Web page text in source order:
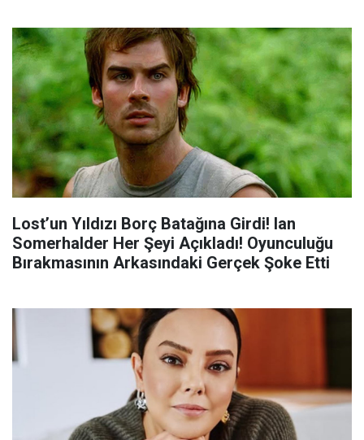
Lost’un Yıldızı Borç Batağına Girdi! Ian
Somerhalder Her Şeyi Açıkladı! Oyunculuğu
Bırakmasının Arkasındaki Gerçek Şoke Etti